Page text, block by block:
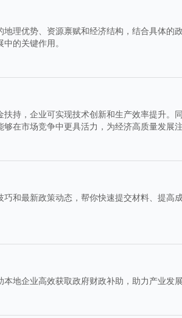
理优势、资源禀赋和经济结构，结合具体的
的关键作用。
持，企业可实现技术创新和生产效率提升。同
在市场竞争中更具活力，为经济高质量发展
和最新政策动态，帮你快速提交材料、提高
地企业高效获取政府财政补助，助力产业发展